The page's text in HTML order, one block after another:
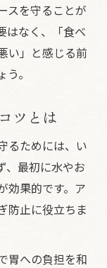
スを守ることが
はなく、「食べ
い」と感じる前
。
ツとは
るためには、い
、最初に水やお
効果的です。ア
防止に役立ちま
胃への負担を和